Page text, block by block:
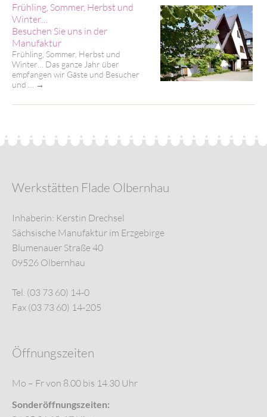
Frühling, Sommer, Herbst und
Winter…
Besuchen Sie uns in der
Manufaktur
Frühling, Sommer, Herbst und
Winter… Das ganze Jahr über
empfangen wir Gäste und Besucher
und …
→
Werkstätten Flade Olbernhau
Inhaberin: Kerstin Drechsel
Sächsische Manufaktur im Erzgebirge
Blumenauer Straße 40
09526 Olbernhau
Tel. (03 73 60) 14-0
Fax (03 73 60) 14-205
Öffnungszeiten
Mo – Fr von 8.00 bis 14.30 Uhr
Sonderöffnungszeiten: